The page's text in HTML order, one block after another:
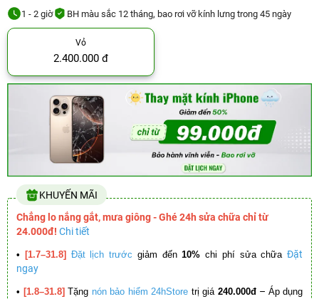
1 - 2 giờ BH màu sắc 12 tháng, bao rơi vỡ kính lưng trong 45 ngày
Vỏ
2.400.000 đ
KHUYẾN MÃI
Chẳng lo nắng gắt, mưa giông - Ghé 24h sửa chữa chỉ từ
24.000đ! Chi tiết
• [1.7–31.8] Đặt lịch trước giảm đến10% chi phí sửa chữa Đặt
ngay
• [1.8–31.8] Tặng nón bảo hiểm 24hStore trị giá 240.000đ – Áp dụng